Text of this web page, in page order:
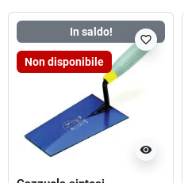
In saldo!
Non disponibile
visibility
favorite_border